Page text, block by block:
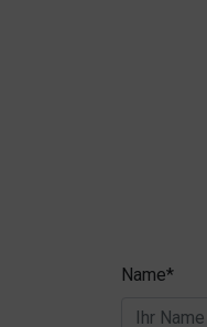
Name*